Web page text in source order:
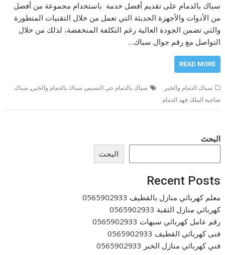
سباك بالدمام على تقديم أفضل خدمة باستخدام مجموعة من أفضل
من الأدوات والأجهزة الحديثة التي تعمل من خلال التقنيات المتطورة
والتي تضمن الجودة العالية رغم التكلفة المنخفضة، لذلك من خلال
التواصل مع رقم جوال سباك…
READ MORE
سباك الدمام والخبر سباك بالدمام حى النسيم, سباك بالدمام والخبر , سباك
ضاحية الملك فهد الدمام
البحث
البحث
Recent Posts
معلم كهربائي منازل بالقطيف 0565902933
كهربائي منازل الثقبة 0565902933
رقم عامل كهربائي سيهات 0565902933
فنى كهربائي القطيف 0565902933
فني كهربائي منازل الخبر 0565902933